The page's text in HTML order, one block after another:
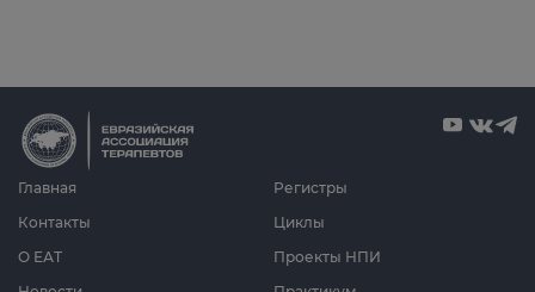
Главная
О ЕАТ
Циклы
Проекты НПИ
Регистры
Контакты